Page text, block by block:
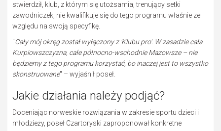
stwierdził, klub, z którym się utożsamia, trenujący setki
zawodniczek, nie kwalifikuje się do tego programu właśnie ze
względu na swoją specyfikę.
"Cały mój okręg został wyłączony z 'Klubu pro'. W zasadzie cała
Kurpiowszczyzna, całe północno-wschodnie Mazowsze – nie
będziemy z tego programu korzystać, bo inaczej jest to wszystko
skonstruowane" – wyjaśnił poseł.
Jakie działania należy podjąć?
Doceniając norweskie rozwiązania w zakresie sportu dzieci i
młodzieży, poseł Czartoryski zaproponował konkretne